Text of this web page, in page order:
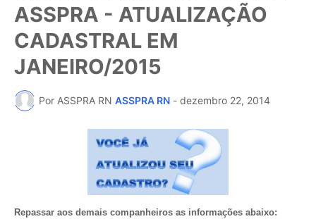
ASSPRA - ATUALIZAÇÃO
CADASTRAL EM
JANEIRO/2015
Por ASSPRA RN ASSPRA RN - dezembro 22, 2014
Repassar aos demais companheiros as informações abaixo: